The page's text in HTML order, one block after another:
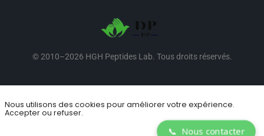
Nous utilisons des cookies pour améliorer votre expérience.
Accepter ou refuser.
© 2010–2026 HGH Peptides Lab. Tous droits réservés.
📞 Nous contacter